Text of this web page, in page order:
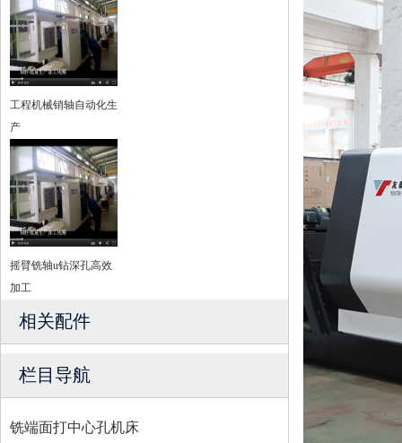
工程机械销轴自动化生
产
摇臂铣轴u钻深孔高效
加工
相关配件
栏目导航
铣端面打中心孔机床